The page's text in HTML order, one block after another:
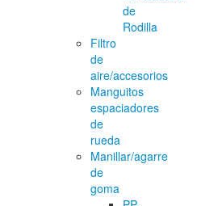
de
Rodilla
Filtro
de
aire/accesorios
Manguitos
espaciadores
de
rueda
Manillar/agarre
de
goma